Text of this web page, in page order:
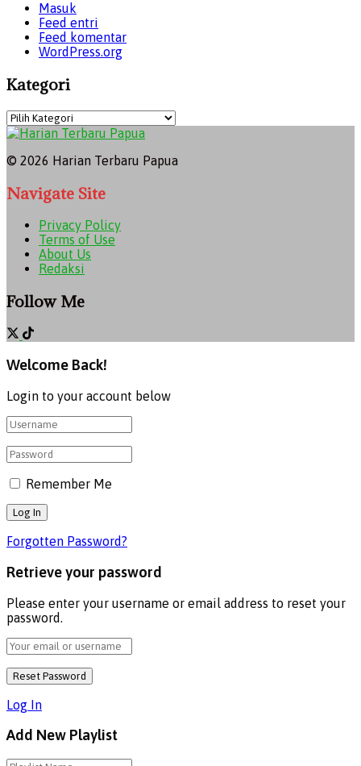
Masuk
Feed entri
Feed komentar
WordPress.org
Kategori
© 2026 Harian Terbaru Papua
Navigate Site
Privacy Policy
Terms of Use
About Us
Redaksi
Follow Me
Welcome Back!
Login to your account below
Remember Me
Forgotten Password?
Retrieve your password
Please enter your username or email address to reset your
password.
Log In
Add New Playlist